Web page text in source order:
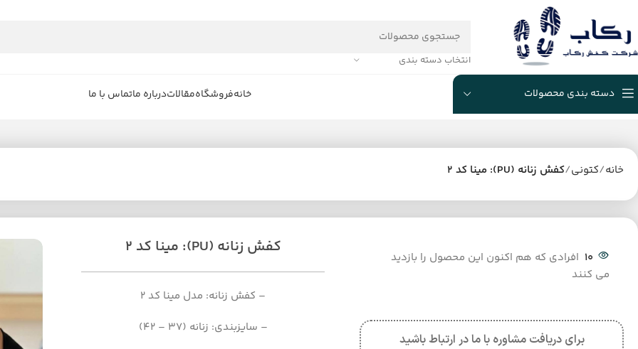
انتخاب دسته بندی
دسته بندی محصولات خانهفروشگاهمقالاتدرباره ماتماس با ما
خانه کتونی کفش زنانه (PU): مینا کد 2
10 افرادی که هم اکنون این محصول را بازدید
می کنند
برای دریافت مشاوره با ما در ارتباط باشید
کفش زنانه (PU): مینا کد 2
– کفش زنانه: مدل مینا کد 2
– سایزبندی: زنانه (37 – 42)